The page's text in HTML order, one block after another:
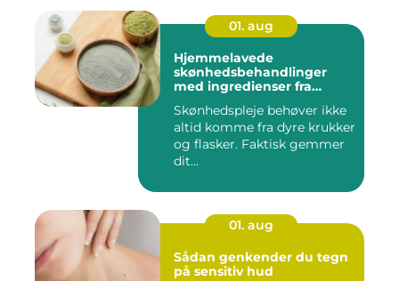
01. aug
Hjemmelavede
skønhedsbehandlinger
med ingredienser fra
Skønhedspleje behøver ikke
altid komme fra dyre krukker
og flasker. Faktisk gemmer
dit...
01. aug
Sådan genkender du tegn
på sensitiv hud